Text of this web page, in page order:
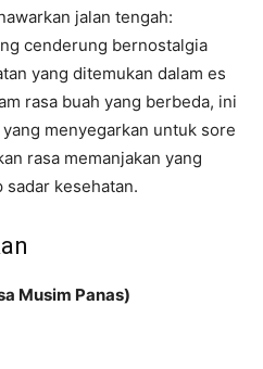
jalan tengah:
cenderung bernostalgia
yang ditemukan dalam es
rasa buah yang berbeda, ini
menyegarkan untuk sore
rasa memanjakan yang
sadar kesehatan.
Musim Panas)